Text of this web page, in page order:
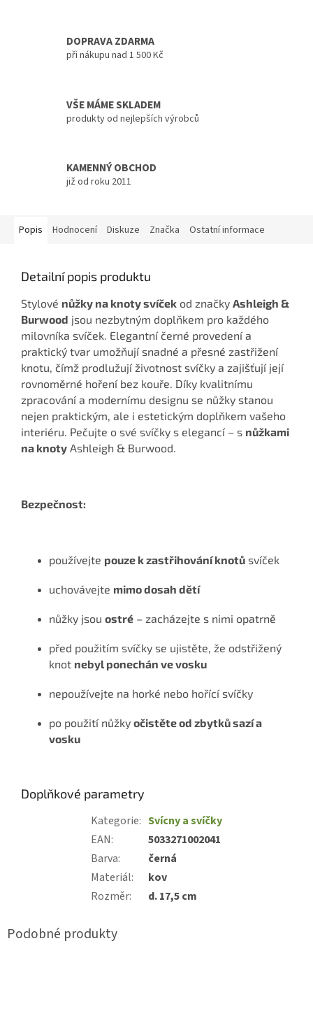
DOPRAVA ZDARMA
při nákupu nad 1 500 Kč
VŠE MÁME SKLADEM
produkty od nejlepších výrobců
KAMENNÝ OBCHOD
již od roku 2011
Popis Hodnocení Diskuze Značka Ostatní informace
Detailní popis produktu
Stylové nůžky na knoty svíček od značky Ashleigh &
Burwood jsou nezbytným doplňkem pro každého
milovníka svíček. Elegantní černé provedení a
praktický tvar umožňují snadné a přesné zastřižení
knotu, čímž prodlužují životnost svíčky a zajišťují její
rovnoměrné hoření bez kouře. Díky kvalitnímu
zpracování a modernímu designu se nůžky stanou
nejen praktickým, ale i estetickým doplňkem vašeho
interiéru. Pečujte o své svíčky s elegancí – s nůžkami
na knoty Ashleigh & Burwood.
Bezpečnost:
používejte pouze k zastřihování knotů svíček
uchovávejte mimo dosah dětí
nůžky jsou ostré – zacházejte s nimi opatrně
před použitím svíčky se ujistěte, že odstřižený
knot nebyl ponechán ve vosku
nepoužívejte na horké nebo hořící svíčky
po použití nůžky očistěte od zbytků sazí a
vosku
Doplňkové parametry
Kategorie: Svícny a svíčky
EAN:
5033271002041
Barva:
černá
Materiál:
kov
Rozměr: d. 17,5 cm